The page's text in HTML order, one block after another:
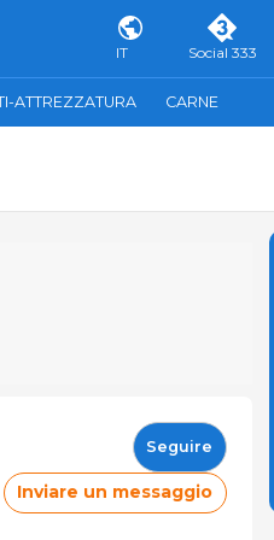
IT Social 333
ATTREZZATURA CARNE
Seguire
Inviare un messaggio